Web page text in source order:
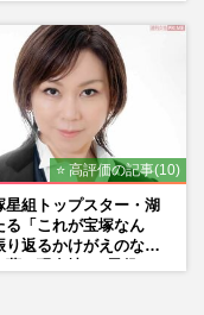
⭐ 高評価の記事(10)
星組トップスター・湖
る「これが宝塚なん
り返るかけがえのない